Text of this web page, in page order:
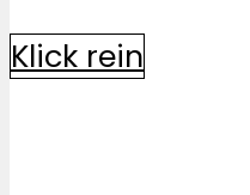
Klick rein